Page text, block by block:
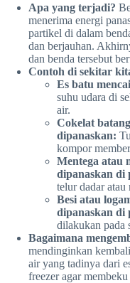
Apa yang terjadi?
menerima energi
partikel di dalam
dan berjauhan.
dan benda tersebut
Contoh di sekitar
Es batu
suhu udara di
air.
Cokelat
dipanaskan:
kompor
Mentega atau
dipanaskan di
telur dadar atau
Besi atau
dipanaskan
dilakukan pada
Bagaimana
mendinginkan
air yang tadinya dari
freezer agar